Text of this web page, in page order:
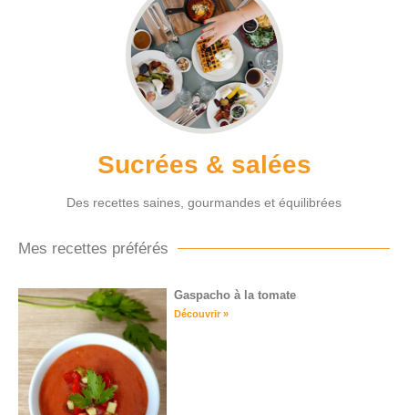
Sucrées & salées
Des recettes saines, gourmandes et équilibrées
Mes recettes préférés
Gaspacho à la tomate
Découvrir »